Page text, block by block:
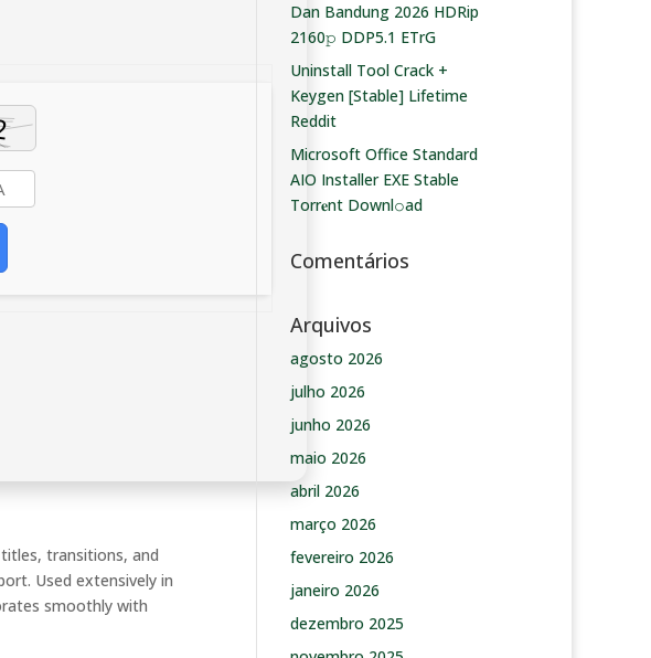
transitions, and
Used extensively in
smoothly with
Dan Bandung 2026 HDRip
2160𝚙 DDP5.1 ETrG
Uninstall Tool Crack +
Keygen [Stable] Lifetime
Reddit
Microsoft Office Standard
AIO Installer EXE Stable
Torr𝐞nt Downl𝚘аd
Comentários
Arquivos
agosto 2026
julho 2026
junho 2026
maio 2026
abril 2026
março 2026
fevereiro 2026
janeiro 2026
dezembro 2025